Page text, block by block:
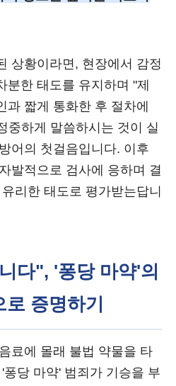
상황이라면, 현장에서 감정
분한 태도를 유지하며 "제
과 짧게 통화한 후 절차에
중하게 말씀하시는 것이 실
어의 첫걸음입니다. 이후
발적으로 검사에 응하며 결
리한 태도로 평가받는답니
다", '퐁당 마약'의
증명하기
료에 몰래 불법 약물을 타
당 마약' 범죄가 기승을 부